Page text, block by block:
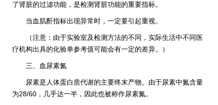
了肾脏的过滤功能，是检测肾脏功能的重要指标。
当血肌酐指标出现异常时，一定要引起重视。
（注意：由于实验室及检测方法的不同，实际生活中不同医
疗机构出具的化验单参考值可能会有一定的差异。）
三、血尿素氮
尿素是人体蛋白质代谢的主要终末产物。由于尿素中氮含量
为28/60，几乎达一半，因此也被称作尿素氮。